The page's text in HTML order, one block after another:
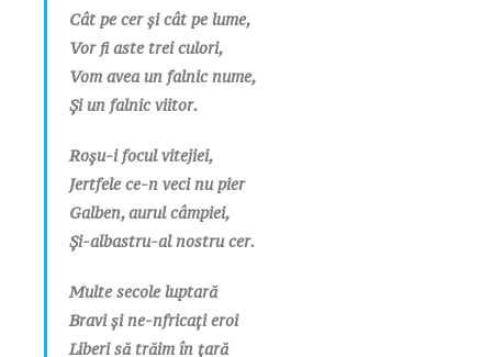
Cât pe cer şi cât pe lume,
Vor fi aste trei culori,
Vom avea un falnic nume,
Şi un falnic viitor.
Roşu-i focul vitejiei,
Jertfele ce-n veci nu pier
Galben, aurul câmpiei,
Şi-albastru-al nostru cer.
Multe secole luptară
Bravi şi ne-nfricaţi eroi
Liberi să trăim în ţară